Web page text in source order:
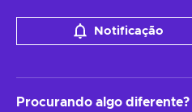
Notificação
Procurando algo